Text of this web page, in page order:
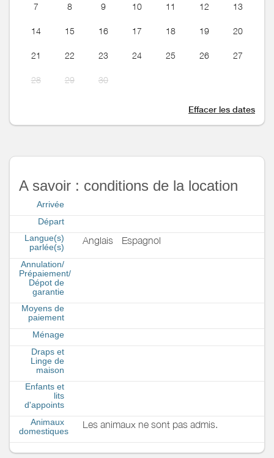
7 8 9 10 11 12 13
14 15 16 17 18 19 20
21 22 23 24 25 26 27
28 29 30
Effacer les dates
A savoir : conditions de la location
Arrivée
Départ
Langue(s)
parlée(s)
Anglais Espagnol
Annulation/
Prépaiement/
Dépot de
garantie
Moyens de
paiement
Ménage
Draps et
Linge de
maison
Enfants et
lits
d'appoints
Animaux
domestiques
Les animaux ne sont pas admis.